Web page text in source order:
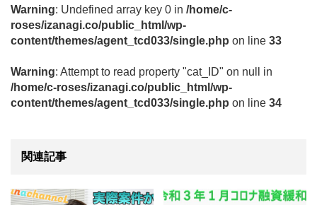
Warning: Undefined array key 0 in /home/c-
roses/izanagi.co/public_html/wp-
content/themes/agent_tcd033/single.php on line 33
Warning: Attempt to read property "cat_ID" on null in
/home/c-roses/izanagi.co/public_html/wp-
content/themes/agent_tcd033/single.php on line 34
関連記事